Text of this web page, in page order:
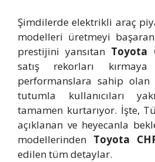
Şimdilerde elektrikli araç
modelleri üretmeyi
prestijini yansıtan Toyota
satış rekorları
performanslara sahip
tutumla kullanıcıları
tamamen kurtarıyor. İşte,
açıklanan ve heyecanla
modellerinden Toyota
edilen tüm detaylar.